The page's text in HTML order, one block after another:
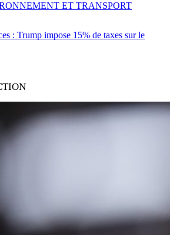
: Trump impose 15% de taxes sur le
ET TRANSPORT